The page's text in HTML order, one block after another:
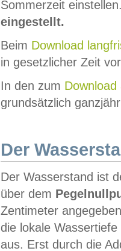
Sommerzeit
eingestellt.
Beim Download
in gesetzlicher Zeit
In den zum Download
grundsätzlich
Der
Der Wasserstand ist
über dem
Zentimeter
die lokale
aus. Erst durch die